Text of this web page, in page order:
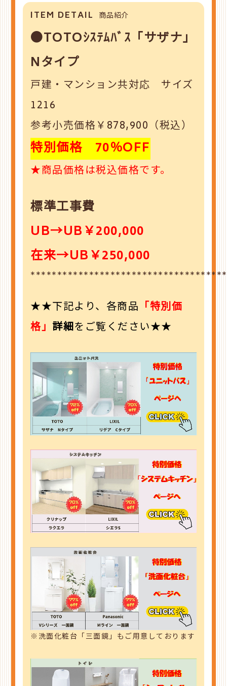
ITEM DETAIL 商品紹介
●TOTOｼｽﾃﾑﾊﾞｽ「サザナ」
Nタイプ
戸建・マンション共対応 サイズ
1216
参考小売価格￥878,900（税込）
特別価格 70％OFF
★商品価格は税込価格です。
標準工事費
UB→UB￥200,000
在来→UB￥250,000
★★下記より、各商品 「特別価
格」 詳細を ご覧ください★★
※洗面化粧台「三面鏡」もご用意しております